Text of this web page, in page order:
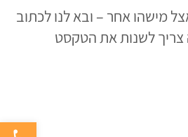
פתח
מישהו אחר – ובא לנו לכתוב
לשנות את הטקסט